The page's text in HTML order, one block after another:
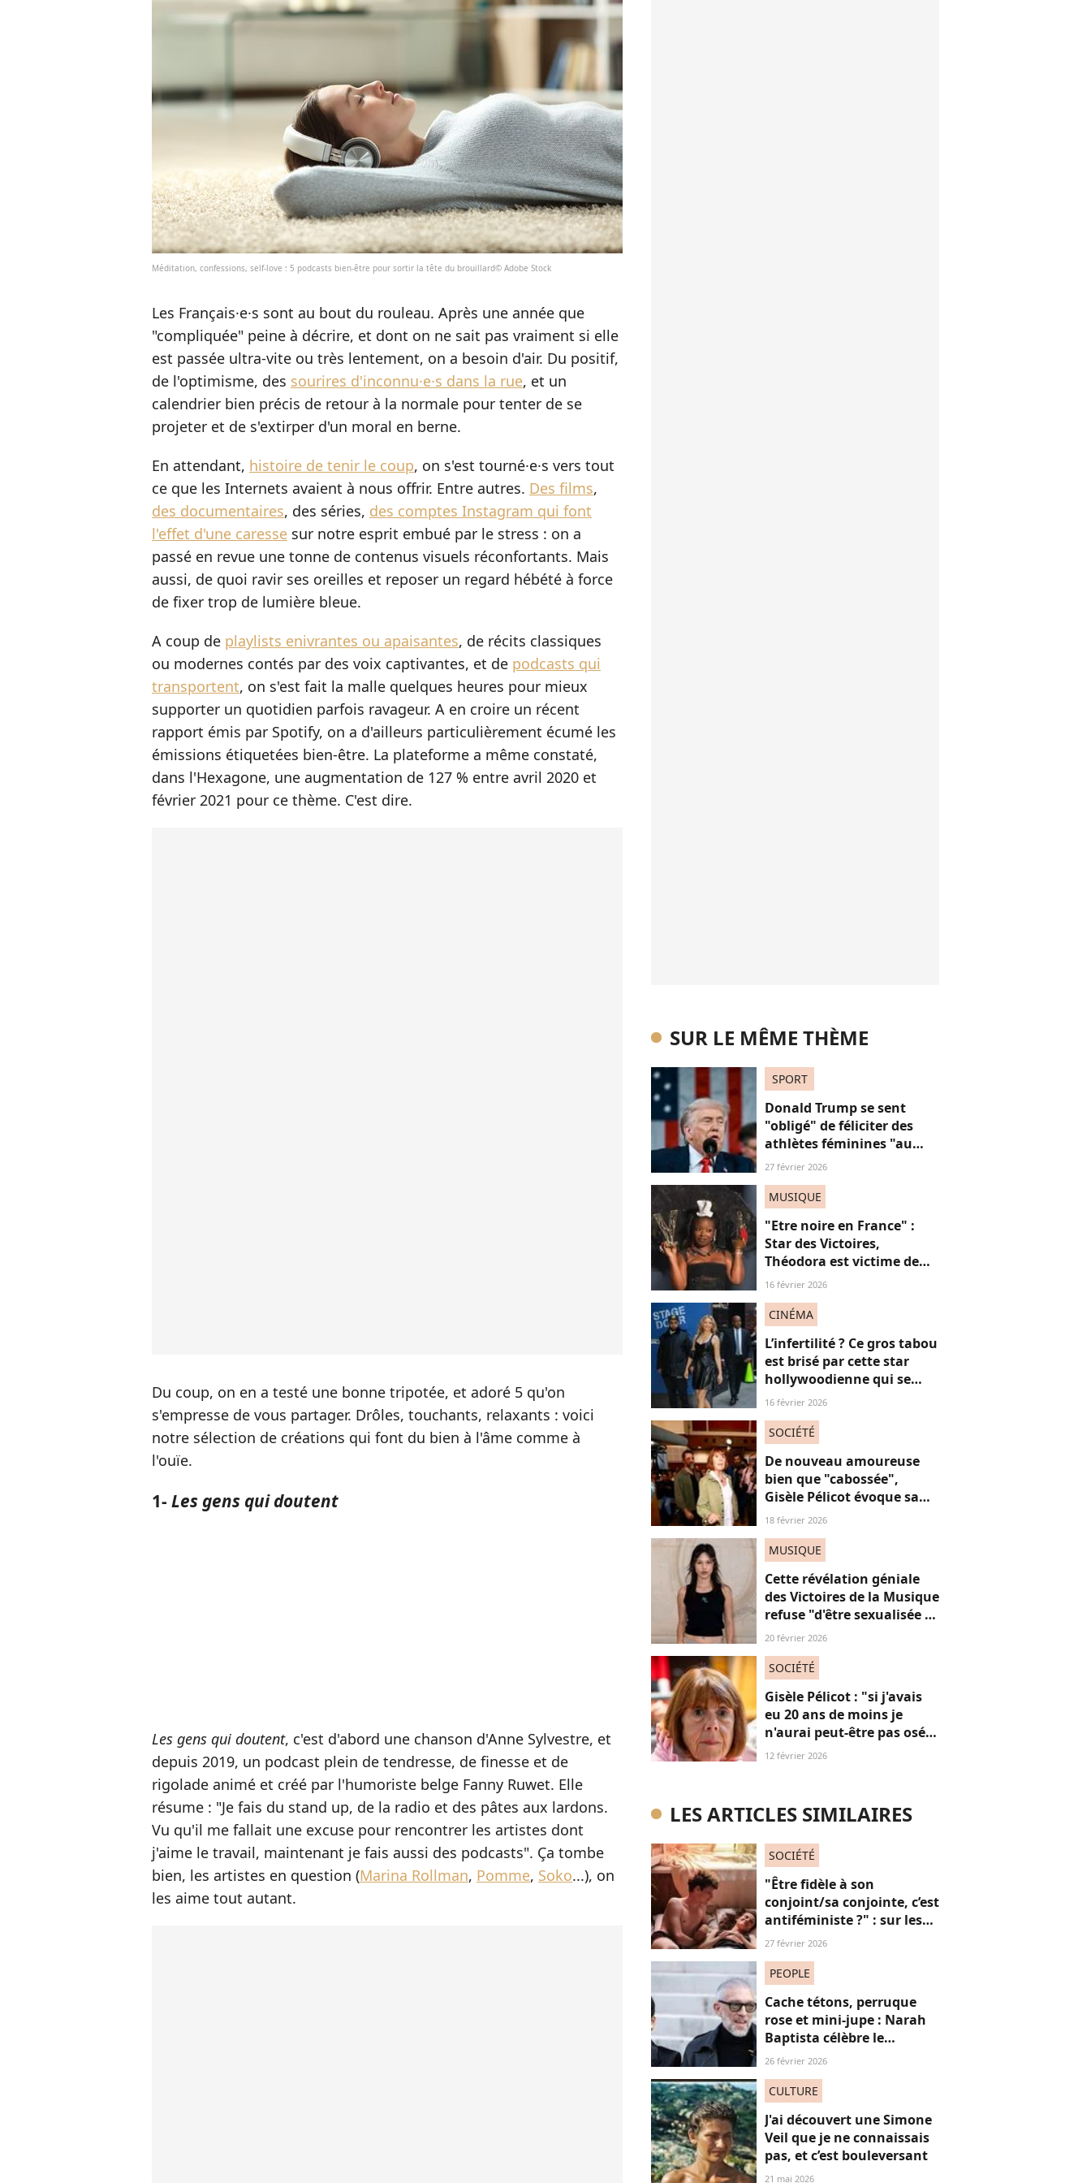
Méditation, confessions, self-love : 5 podcasts bien-être pour sortir la tête du brouillard© Adobe Stock
Les Français·e·s sont au bout du rouleau. Après une année que
"compliquée" peine à décrire, et dont on ne sait pas vraiment si elle
est passée ultra-vite ou très lentement, on a besoin d'air. Du positif,
de l'optimisme, des sourires d'inconnu·e·s dans la rue, et un
calendrier bien précis de retour à la normale pour tenter de se
projeter et de s'extirper d'un moral en berne.
En attendant, histoire de tenir le coup, on s'est tourné·e·s vers tout
ce que les Internets avaient à nous offrir. Entre autres. Des films,
des documentaires, des séries, des comptes Instagram qui font
l'effet d'une caresse sur notre esprit embué par le stress : on a
passé en revue une tonne de contenus visuels réconfortants. Mais
aussi, de quoi ravir ses oreilles et reposer un regard hébété à force
de fixer trop de lumière bleue.
A coup de playlists enivrantes ou apaisantes, de récits classiques
ou modernes contés par des voix captivantes, et de podcasts qui
transportent, on s'est fait la malle quelques heures pour mieux
supporter un quotidien parfois ravageur. A en croire un récent
rapport émis par Spotify, on a d'ailleurs particulièrement écumé les
émissions étiquetées bien-être. La plateforme a même constaté,
dans l'Hexagone, une augmentation de 127 % entre avril 2020 et
février 2021 pour ce thème. C'est dire.
Du coup, on en a testé une bonne tripotée, et adoré 5 qu'on
s'empresse de vous partager. Drôles, touchants, relaxants : voici
notre sélection de créations qui font du bien à l'âme comme à
l'ouïe.
1- Les gens qui doutent
Les gens qui doutent, c'est d'abord une chanson d'Anne Sylvestre, et
depuis 2019, un podcast plein de tendresse, de finesse et de
rigolade animé et créé par l'humoriste belge Fanny Ruwet. Elle
résume : "Je fais du stand up, de la radio et des pâtes aux lardons.
Vu qu'il me fallait une excuse pour rencontrer les artistes dont
j'aime le travail, maintenant je fais aussi des podcasts". Ça tombe
bien, les artistes en question (Marina Rollman, Pomme, Soko...), on
les aime tout autant.
SUR LE MÊME THÈME
SPORT
Donald Trump se sent
"obligé" de féliciter des
athlètes féminines "au
risque d'être destitué"
27 février 2026
MUSIQUE
"Etre noire en France" :
Star des Victoires,
Théodora est victime de
misogynoir : qu’est-ce que
16 février 2026
CINÉMA
L’infertilité ? Ce gros tabou
est brisé par cette star
hollywoodienne qui se
sent "moins femme"
16 février 2026
SOCIÉTÉ
De nouveau amoureuse
bien que "cabossée",
Gisèle Pélicot évoque sa
nouvelle vie avec
18 février 2026
MUSIQUE
Cette révélation géniale
des Victoires de la Musique
refuse "d'être sexualisée et
soumise" et vénère
Despentes"
20 février 2026
SOCIÉTÉ
Gisèle Pélicot : "si j'avais
eu 20 ans de moins je
n'aurai peut-être pas osé
refuser le huis-clos"
12 février 2026
LES ARTICLES SIMILAIRES
SOCIÉTÉ
"Être fidèle à son
conjoint/sa conjointe, c’est
antiféministe ?" : sur les
réseaux sociaux, cette
27 février 2026
PEOPLE
Cache tétons, perruque
rose et mini-jupe : Narah
Baptista célèbre le
carnaval de Rio avec son
de 30 ans son aîné
26 février 2026
CULTURE
J'ai découvert une Simone
Veil que je ne connaissais
pas, et c’est bouleversant
21 mai 2026